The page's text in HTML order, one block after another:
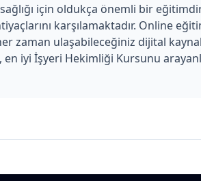
için oldukça önemli bir
karşılamaktadır. Online
zaman ulaşabileceğiniz dijital
iyi İşyeri Hekimliği Kursunu